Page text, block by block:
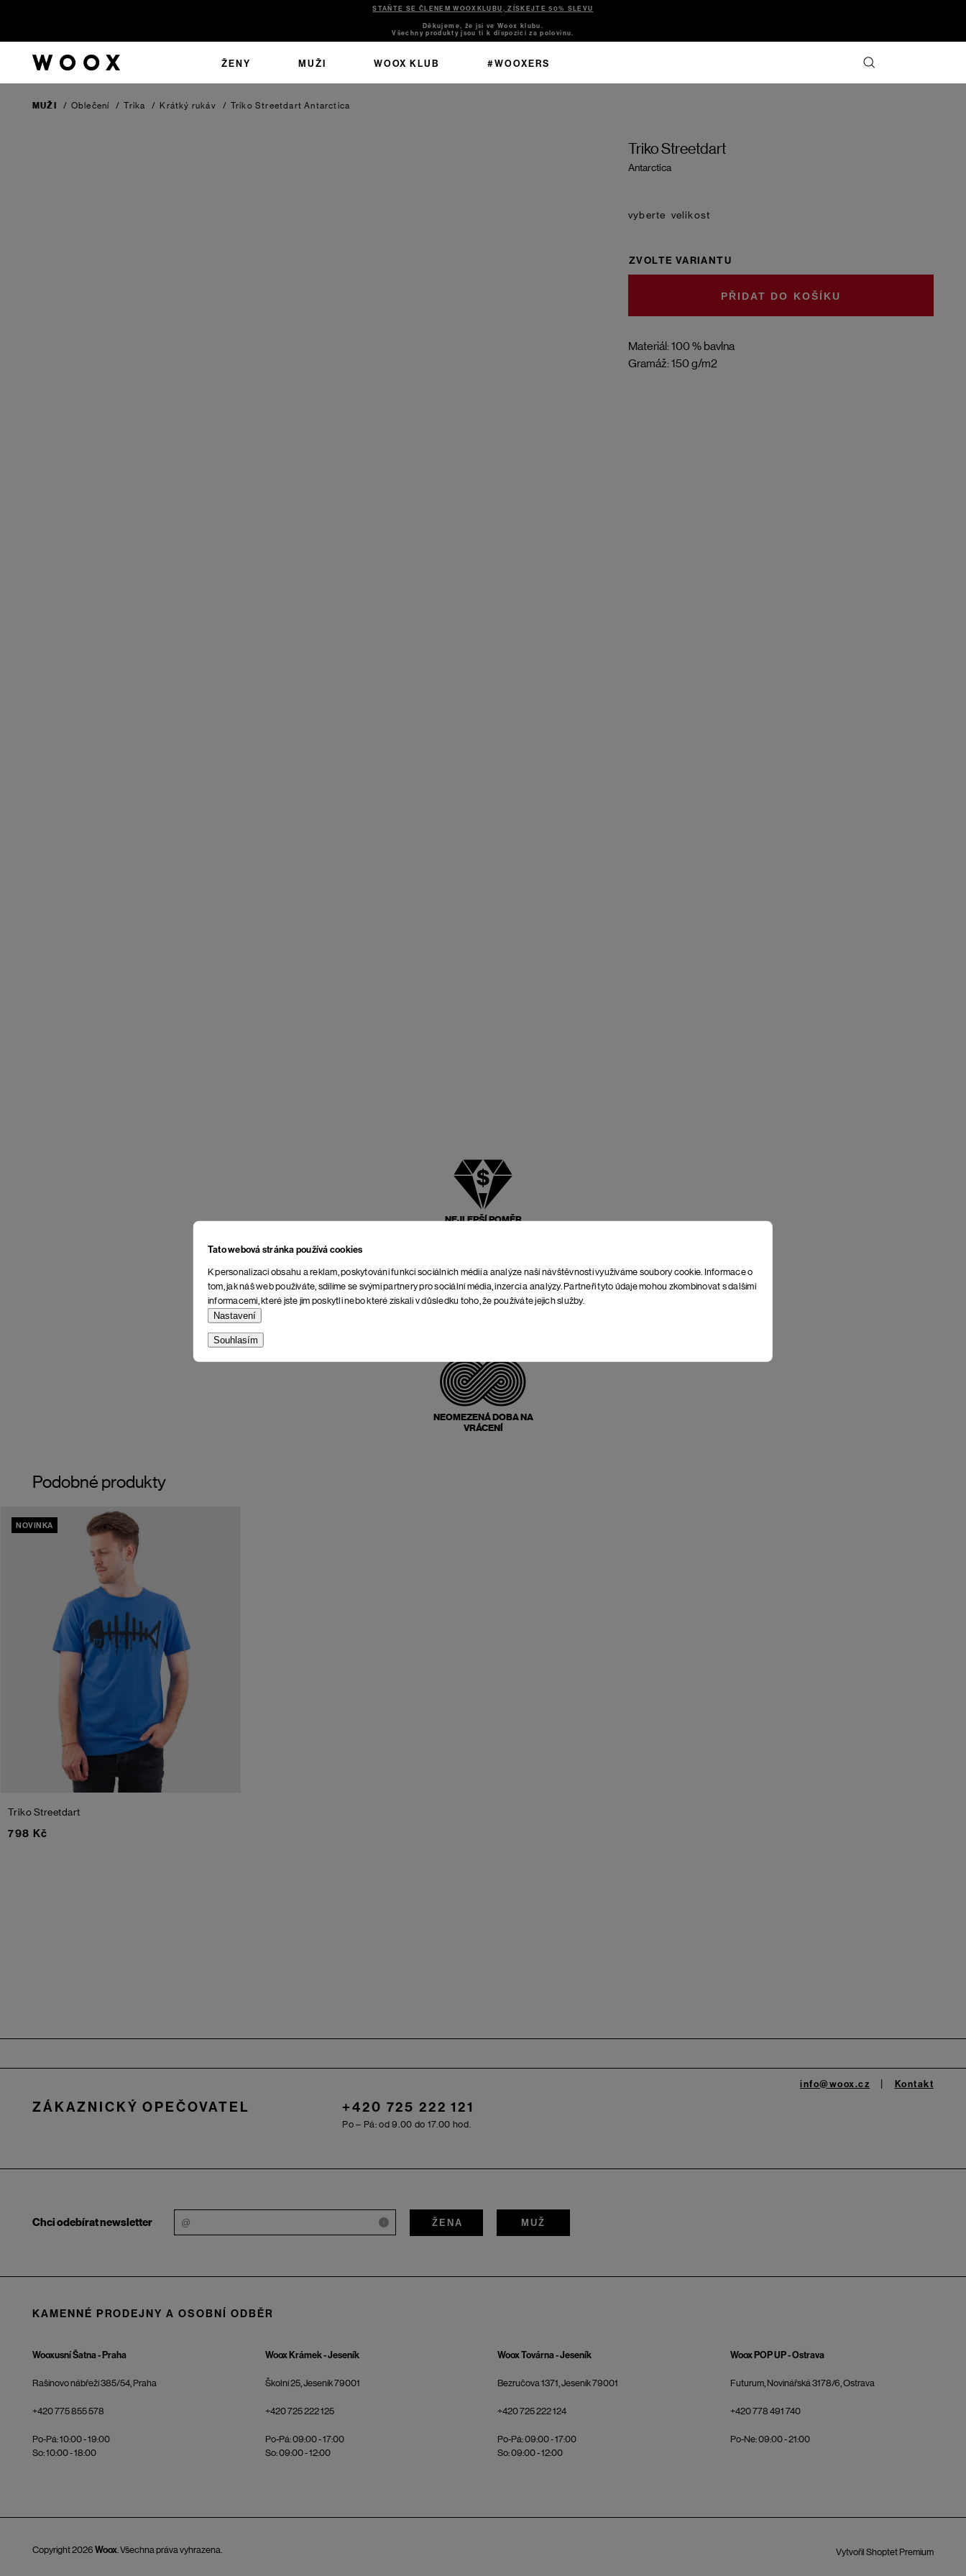
Tato webová stránka používá cookies
K personalizaci obsahu a reklam, poskytování funkcí sociálních médií a analýze naší návštěvnosti využíváme soubory cookie. Informace o
tom, jak náš web používáte, sdílíme se svými partnery pro sociální média, inzerci a analýzy. Partneři tyto údaje mohou zkombinovat s dalšími
informacemi, které jste jim poskytli nebo které získali v důsledku toho, že používáte jejich služby.
Nastavení
Souhlasím
STAŇTE SE ČLENEM WOOXKLUBU, ZÍSKEJTE 50% SLEVU
Děkujeme, že jsi ve Woox klubu.
Všechny produkty jsou ti k dispozici za polovinu.
ŽENY MUŽI WOOX KLUB #WOOXERS
MUŽI / Oblečení / Trika / Krátký rukáv / Triko StreetdartAntarctica
Triko Streetdart
Antarctica
Materiál: 100 % bavlna
Gramáž: 150 g/m2
velikost
ZVOLTE VARIANTU
DO KOŠÍKU
NEJLEPŠÍ POMĚR
NEOMEZENÁ DOBA NA
VRÁCENÍ
Podobné produkty
NOVINKA
Triko Streetdart
798 Kč
ZÁKAZNICKÝ OPEČOVATEL +420 725 222 121
Po – Pá: od 9.00 do 17.00 hod.
info@woox.cz Kontakt
Chci odebírat newsletter i ŽENA MUŽ
KAMENNÉ PRODEJNY A OSOBNÍ ODBĚR
Wooxusní Šatna - Praha
Rašínovo nábřeží 385/54, Praha
+420 775 855 578
Po-Pá: 10:00 - 19:00
So: 10:00 - 18:00
Woox Krámek - Jeseník
Školní 25, Jeseník 79001
+420 725 222 125
Po-Pá: 09:00 - 17:00
So: 09:00 - 12:00
Woox Továrna - Jeseník
Bezručova 1371, Jeseník 79001
+420 725 222 124
Po-Pá: 09:00 - 17:00
So: 09:00 - 12:00
Woox POP UP - Ostrava
Futurum, Novinářská 3178/6, Ostrava
+420 778 491 740
Po-Ne: 09:00 - 21:00
Vytvořil Shoptet Premium
Copyright 2026 Woox. Všechna práva vyhrazena.